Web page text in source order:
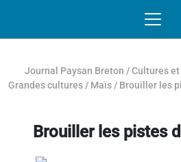
Journal Paysan Breton /Cultures
Grandes cultures / Maïs / Brouiller les
Brouiller les pistes